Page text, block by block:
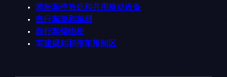
滑板车停放处和共用移动设备
自行车架和车棚
自行车储物柜
车速规则和停车限制区